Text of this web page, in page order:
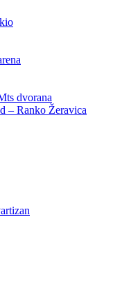
dvorana
– Ranko Žeravica